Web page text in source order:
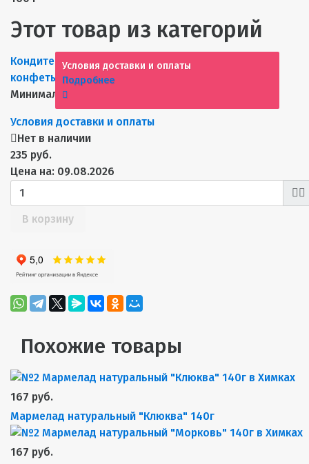
Этот товар из категорий
Кондитерская фабрика МИРРоссийские
конфеты Шоколадные конфеты
Минимальная сумма заказа 10000 р.
Условия доставки и оплаты
Нет в наличии
235 руб.
Цена на: 09.08.2026
В корзину
Похожие товары
167 руб.
Мармелад натуральный "Клюква" 140г
167 руб.
Условия доставки и оплаты
Подробнее